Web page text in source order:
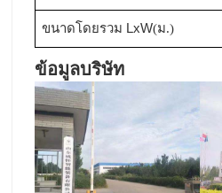
ขนาดโดยรวม LxW(ม.)
ข้อมูลบริษัท